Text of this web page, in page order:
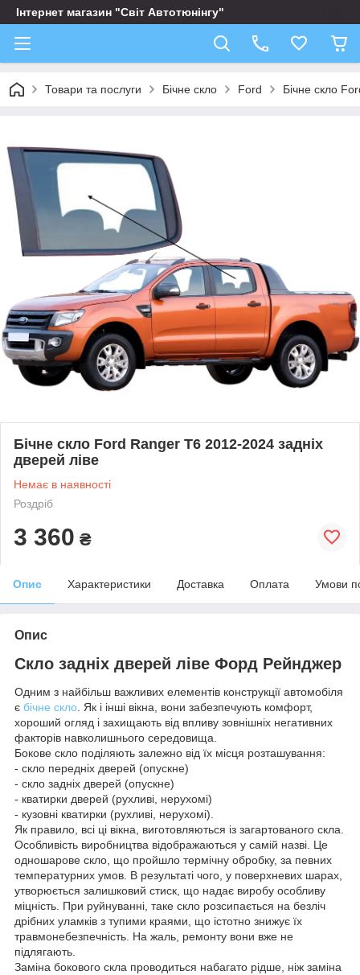
Інтернет магазин "Світ Автотюнінгу"
Товари та послуги Бічне скло Ford Бічне скло
Бічне скло Ford Ranger T6 2012-2024 задніх
дверей ліве
Немає в наявності
Роздріб
3 360 ₴
Опис Характеристики Доставка Оплата Умови
Опис
Скло задніх дверей ліве Форд Рейнджер
Одним з найбільш важливих елементів конструкції автомобіля
є бічне скло. Як і інші вікна, вони забезпечують комфорт,
хороший огляд і захищають від впливу зовнішніх негативних
факторів навколишнього середовища.
Бокове скло поділяють залежно від їх місця розташування:
- скло передніх дверей (опускне)
- скло задніх дверей (опускне)
- кватирки дверей (рухливі, нерухомі)
- кузовні кватирки (рухливі, нерухомі).
Як правило, всі ці вікна, виготовляються із загартованого скла.
Особливість виробництва відображаються у самій назві. Це
одношарове скло, що пройшло термічну обробку, за певних
температурних умов. В результаті чого, у поверхневих шарах,
утворюється залишковий стиск, що надає виробу особливу
міцність. При руйнуванні, таке скло розсипається на безліч
дрібних уламків з тупими краями, що істотно знижує їх
травмонебезпечність. На жаль, ремонту вони вже не
підлягають.
Заміна бокового скла проводиться набагато рідше, ніж заміна